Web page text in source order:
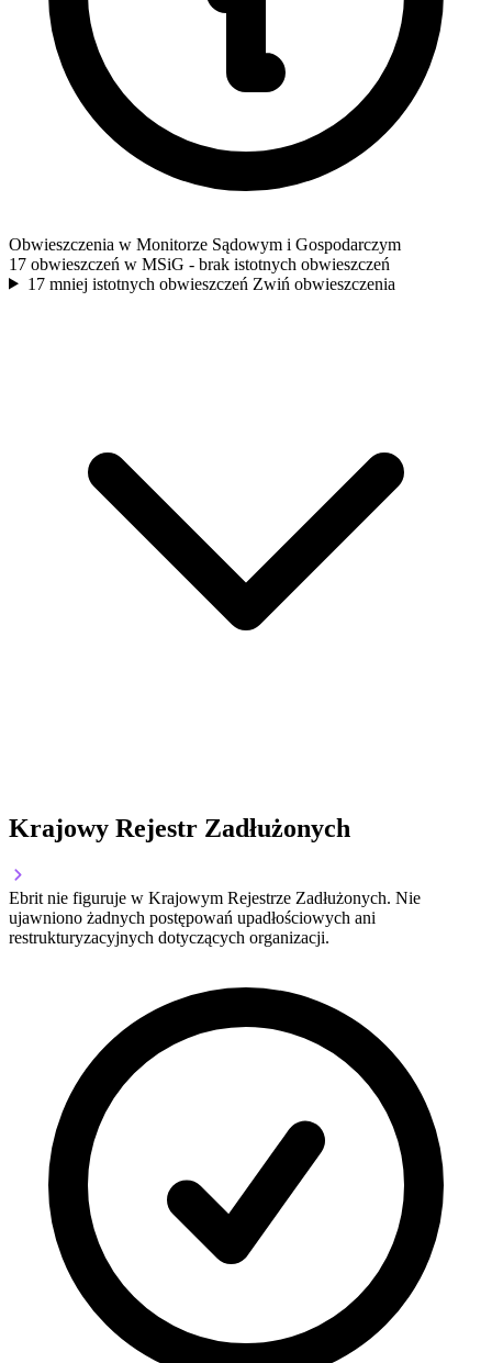
Obwieszczenia w Monitorze Sądowym i Gospodarczym
17 obwieszczeń w MSiG - brak istotnych obwieszczeń
17 mniej istotnych obwieszczeń Zwiń obwieszczenia
Krajowy Rejestr Zadłużonych
Ebrit nie figuruje w Krajowym Rejestrze Zadłużonych. Nie
ujawniono żadnych postępowań upadłościowych ani
restrukturyzacyjnych dotyczących organizacji.